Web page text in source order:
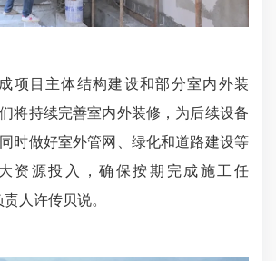
目主体结构建设和部分室内外装
将持续完善室内外装修，为后续设备
时做好室外管网、绿化和道路建设等
资源投入，确保按期完成施工任
人许传贝说。